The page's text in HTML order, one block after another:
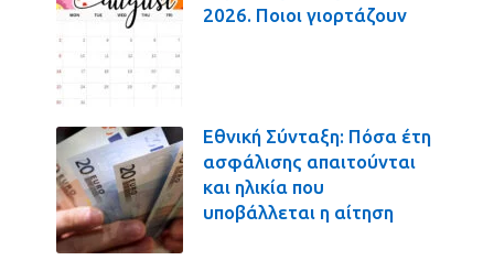
2026. Ποιοι γιορτάζουν
Εθνική Σύνταξη: Πόσα έτη
ασφάλισης απαιτούνται
και ηλικία που
υποβάλλεται η αίτηση